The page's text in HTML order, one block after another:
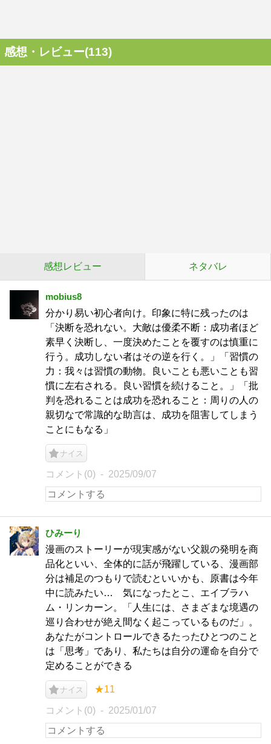
感想・レビュー(113)
感想レビュー ネタバレ
mobius8
分かり易い初心者向け。印象に特に残ったのは
「決断を恐れない。大敵は優柔不断：成功者ほど
素早く決断し、一度決めたことを覆すのは慎重に
行う。成功しない者はその逆を行く。」「習慣の
力：我々は習慣の動物。良いことも悪いことも習
慣に左右される。良い習慣を続けること。」「批
判を恐れることは成功を恐れること：周りの人の
親切なで常識的な助言は、成功を阻害してしまう
ことにもなる」
ナイス
コメント(0) 2025/09/07
ひみーり
漫画のストーリーが現実感がない父親の発明を商
品化といい、全体的に話が飛躍している、漫画部
分は補足のつもりで読むといいかも、原書は今年
中に読みたい… 気になったとこ、エイブラハ
ム・リンカーン。「人生には、さまざまな境遇の
巡り合わせが絶え間なく起こっているものだ」。
あなたがコントロールできるたったひとつのこと
は「思考」であり、私たちは自分の運命を自分で
定めることができる
ナイス ★11
コメント(0) 2025/01/07